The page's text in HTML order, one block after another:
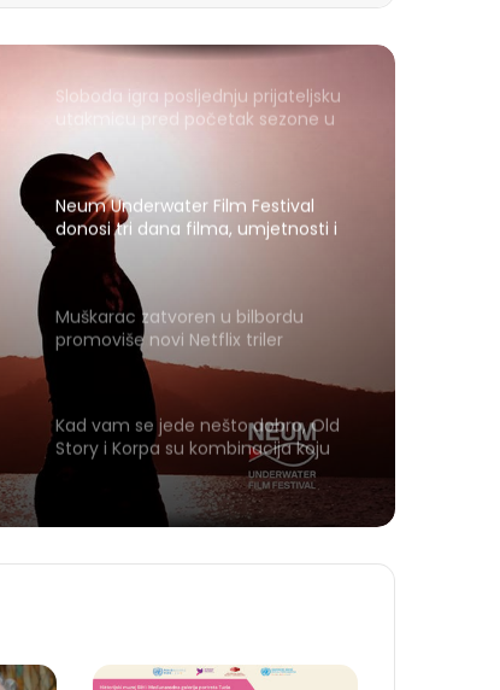
Sloboda igra posljednju prijateljsku
utakmicu pred početak sezone u
Neum Underwater Film Festival
donosi tri dana filma, umjetnosti i
Muškarac zatvoren u bilbordu
promoviše novi Netflix triler
Kad vam se jede nešto dobro, Old
Story i Korpa su kombinacija koju
vrijedi zapamtiti